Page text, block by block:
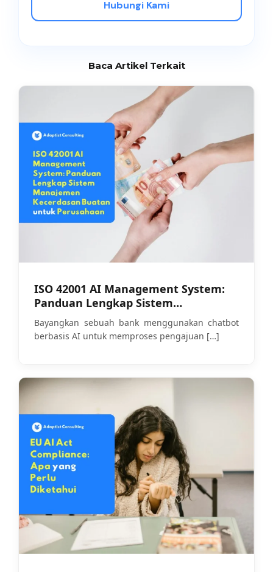
Hubungi Kami
Baca Artikel Terkait
ISO 42001 AI Management System:
Panduan Lengkap Sistem
Manajemen Kecerdasan Buatan
untuk Perusahaan
Bayangkan sebuah bank menggunakan chatbot
berbasis AI untuk memproses pengajuan […]